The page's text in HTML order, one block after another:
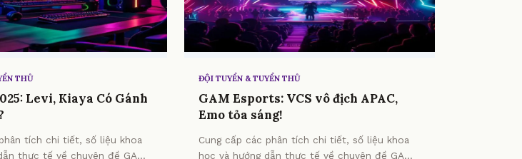
THỦ
Levi, Kiaya Có Gánh
tích chi tiết, số liệu khoa
thực tế về chuyên đề GAM
ĐỘI TUYỂN & TUYỂN THỦ
GAM Esports: VCS vô địch APAC,
Emo tỏa sáng!
Cung cấp các phân tích chi tiết, số liệu khoa
học và hướng dẫn thực tế về chuyên đề GAM